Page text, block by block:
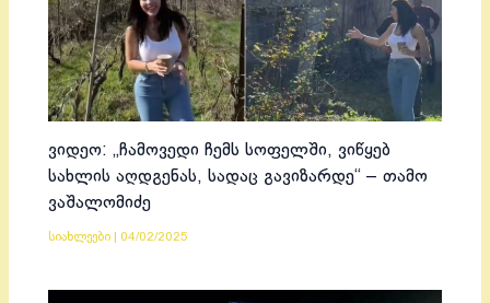
ვიდეო: „ჩამოვედი ჩემს სოფელში, ვიწყებ
სახლის აღდგენას, სადაც გავიზარდე“ – თამო
ვაშალომიძე
სიახლეები 04/02/2025